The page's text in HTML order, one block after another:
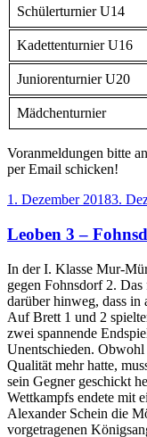
Schülerturnier U14
Kadettenturnier U16
Juniorenturnier U20
Mädchenturnier
Voranmeldungen bitte
per Email schicken!
Veröffentlicht
1. Dezember 20183.
Leoben 3 –
In der I. Klasse Mur-
gegen Fohnsdorf 2.
darüber hinweg, dass
Auf Brett 1 und 2
zwei spannende
Unentschieden.
Qualität mehr hatte,
sein Gegner geschickt
Wettkampfs endete mit
Alexander Schein die
vorgetragenen